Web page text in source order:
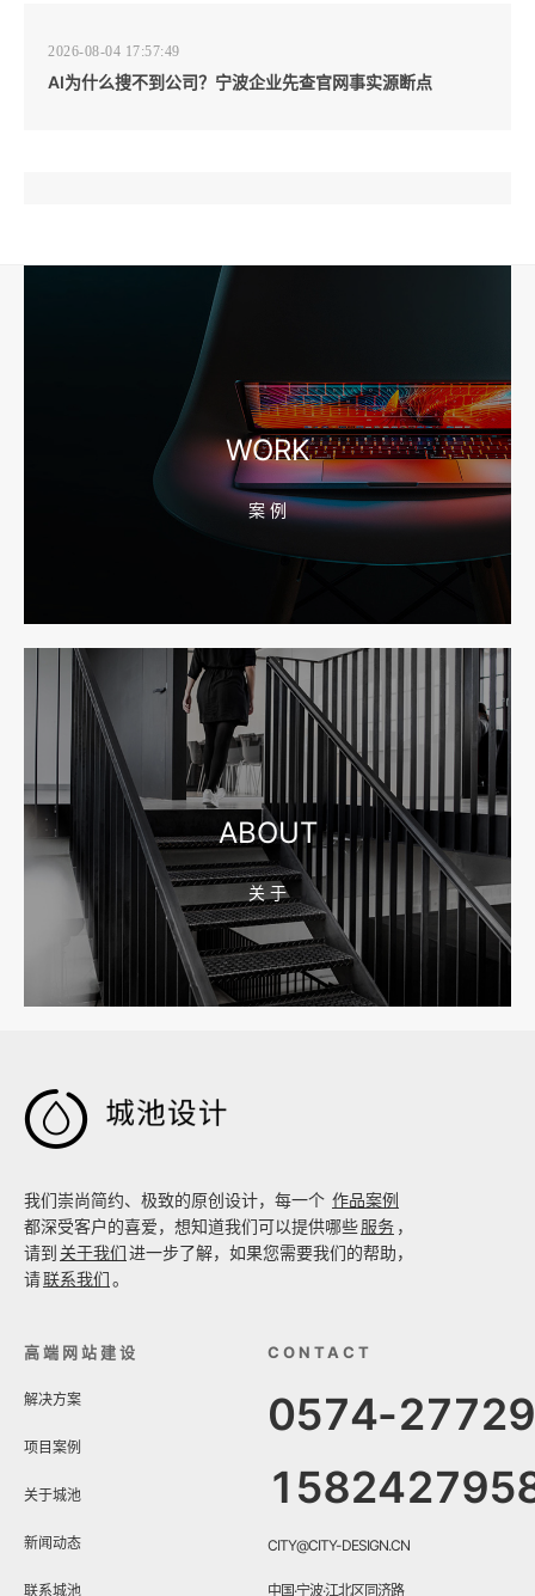
2026-08-04 17:57:49
AI为什么搜不到公司？宁波企业先查官网事实源断点
宁波高端网站建设公司推荐，移动端验收别放到最后
宁波网站建设报价怎么看？合同、源码和后台要先写清
2026-08-04 17:55:09
宁波制造业网站建设公司怎么选？先看产品询盘字段
2026-08-02 17:58:44
工厂短视频拍摄后，怎样放进官网帮助客户判断实力
WORK
案 例
ABOUT
关 于

我们崇尚简约、极致的原创设计，每一个 作品案例
都深受客户的喜爱，想知道我们可以提供哪些服务 ，
请到 关于我们进一步了解，如果您需要我们的帮助，
请联系我们。
高端网站建设
解决方案
项目案例
关于城池
新闻动态
联系城池
CONTACT
0574-
CITY@CITY-DESIGN.CN
中国·宁波·江北区同济路